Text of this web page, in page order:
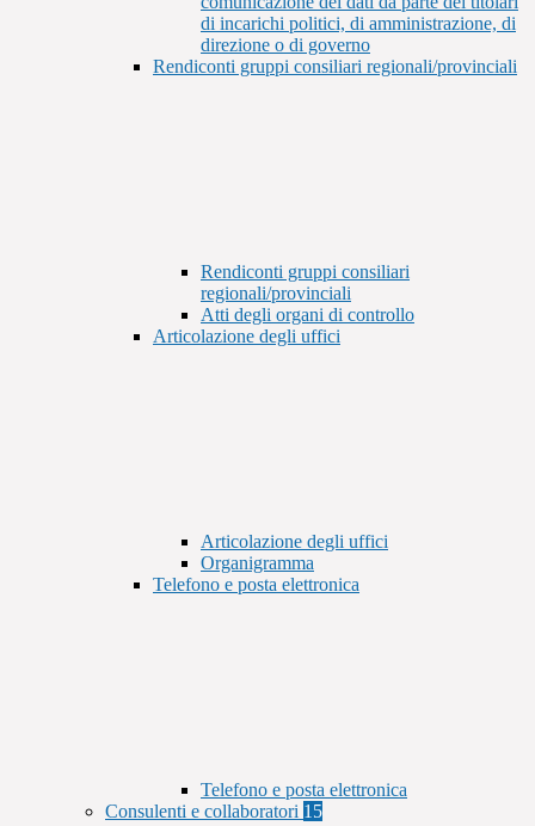
di incarichi politici, di amministrazione, di
direzione o di governo
Rendiconti gruppi consiliari regionali/provinciali
Rendiconti gruppi consiliari
regionali/provinciali
Atti degli organi di controllo
Articolazione degli uffici
Articolazione degli uffici
Organigramma
Telefono e posta elettronica
Telefono e posta elettronica
Consulenti e collaboratori 15